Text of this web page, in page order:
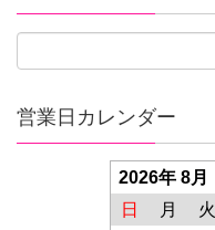
営業日カレンダー
2026年 8月
日
月 火